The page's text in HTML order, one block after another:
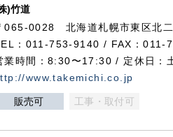
)竹道
065-0028 北海道札幌市東区北
：011-753-9140 / FAX：
業時間：8:30〜17:30 / 定休日：
www.takemichi.co.jp
販売可 工事・取付可